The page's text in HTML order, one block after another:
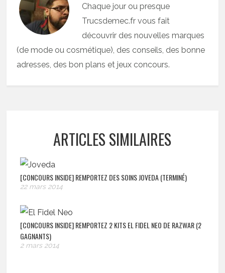
Chaque jour ou presque
Trucsdemec.fr vous fait
découvrir des nouvelles marques
(de mode ou cosmétique), des conseils, des bonne
adresses, des bon plans et jeux concours.
ARTICLES SIMILAIRES
[CONCOURS INSIDE] REMPORTEZ DES SOINS JOVEDA (TERMINÉ)
22 mars 2014
[CONCOURS INSIDE] REMPORTEZ 2 KITS EL FIDEL NEO DE RAZWAR (2
GAGNANTS)
2 mars 2014